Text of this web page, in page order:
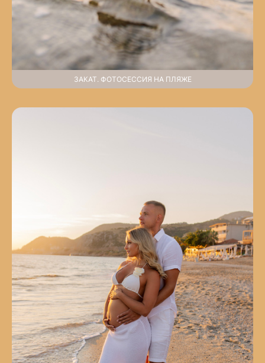
ЗАКАТ. ФОТОСЕССИЯ НА ПЛЯЖЕ